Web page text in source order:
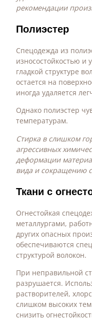
рекомендации
Полиэстер
Спецодежда из
износостойкостью и
гладкой структуре
остается на
иногда удаляется
Однако полиэстер
температурам.
Стирка в слишком
агрессивных
деформации
вида и сокращению
Ткани с
Огнестойкая
металлургами,
других опасных
обеспечиваются
структурой волокон.
При неправильной
разрушается.
растворителей,
слишком высоких
снизить